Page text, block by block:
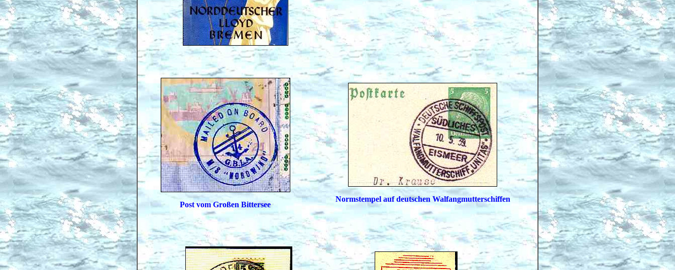
Post vom Großen Bittersee
Normstempel auf deutschen Walfangmutterschiffen